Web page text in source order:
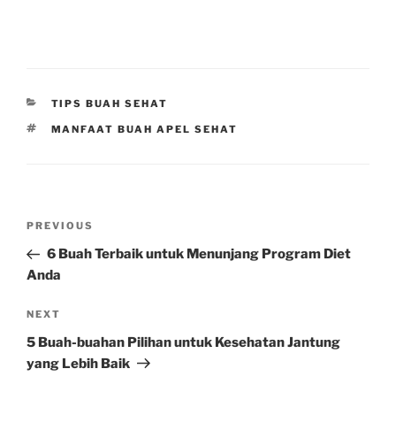
CATEGORIES
TIPS BUAH SEHAT
TAGS
MANFAAT BUAH APEL SEHAT
Previous
Post
PREVIOUS
6 Buah Terbaik untuk Menunjang Program Diet
Anda
Next
Post
NEXT
5 Buah-buahan Pilihan untuk Kesehatan Jantung
yang Lebih Baik